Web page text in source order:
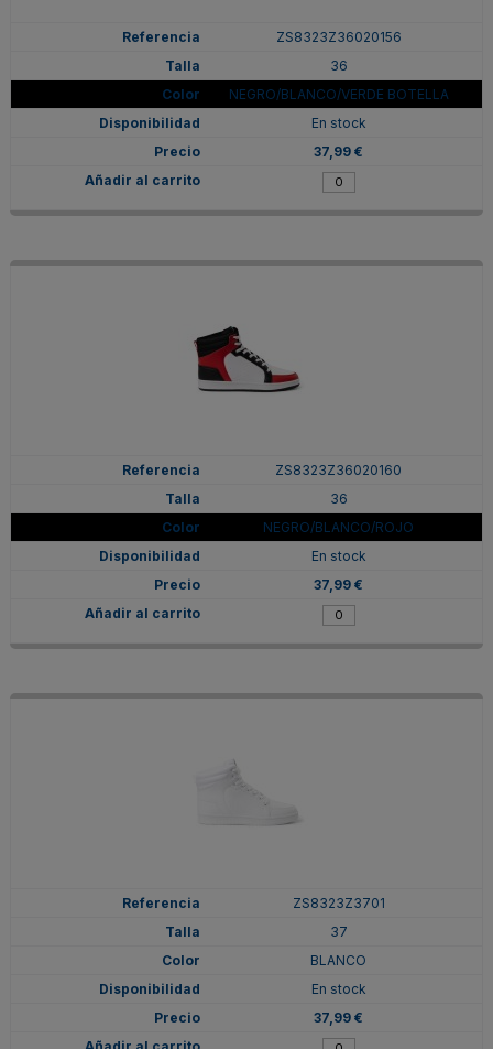
ZS8323Z36020156
36
NEGRO/BLANCO/VERDE BOTELLA
En stock
37,99 €
ZS8323Z36020160
36
NEGRO/BLANCO/ROJO
En stock
37,99 €
ZS8323Z3701
37
BLANCO
En stock
37,99 €